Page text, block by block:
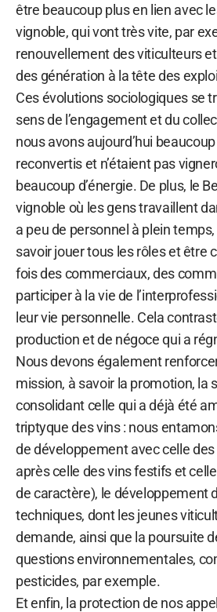
être beaucoup plus en lien avec
vignoble, qui vont très vite, par
renouvellement des viticulteurs
des génération à la tête des
Ces évolutions sociologiques se
sens de l’engagement et du
nous avons aujourd’hui
reconvertis et n’étaient pas
beaucoup d’énergie. De plus, le
vignoble où les gens travaillent
a peu de personnel à plein
savoir jouer tous les rôles et être
fois des commerciaux, des
participer à la vie de
leur vie personnelle. Cela
production et de négoce qui a
Nous devons également
mission, à savoir la promotion, la
consolidant celle qui a déjà été
triptyque des vins : nous
de développement avec celle des
après celle des vins festifs et
de caractère), le développement
techniques, dont les jeunes
demande, ainsi que la poursuite
questions environnementales,
pesticides, par exemple.
Et enfin, la protection de nos